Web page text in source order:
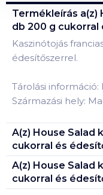
Termékleírás a(z)
db 200 g cukorral
Kaszinótojás
édesítőszerrel.
Tárolási
Származási hely:
A(z) House Salad
cukorral és
A(z) House Salad
cukorral és